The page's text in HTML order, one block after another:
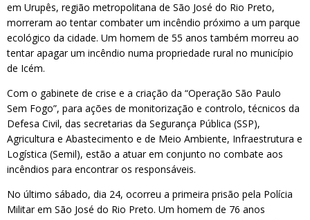
em Urupês, região metropolitana de São José do Rio Preto,
morreram ao tentar combater um incêndio próximo a um parque
ecológico da cidade. Um homem de 55 anos também morreu ao
tentar apagar um incêndio numa propriedade rural no município
de Icém.
Com o gabinete de crise e a criação da “Operação São Paulo
Sem Fogo”, para ações de monitorização e controlo, técnicos da
Defesa Civil, das secretarias da Segurança Pública (SSP),
Agricultura e Abastecimento e de Meio Ambiente, Infraestrutura e
Logística (Semil), estão a atuar em conjunto no combate aos
incêndios para encontrar os responsáveis.
No último sábado, dia 24, ocorreu a primeira prisão pela Polícia
Militar em São José do Rio Preto. Um homem de 76 anos